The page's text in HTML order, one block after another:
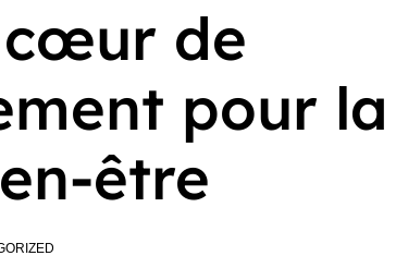
cœur de
pour la
être